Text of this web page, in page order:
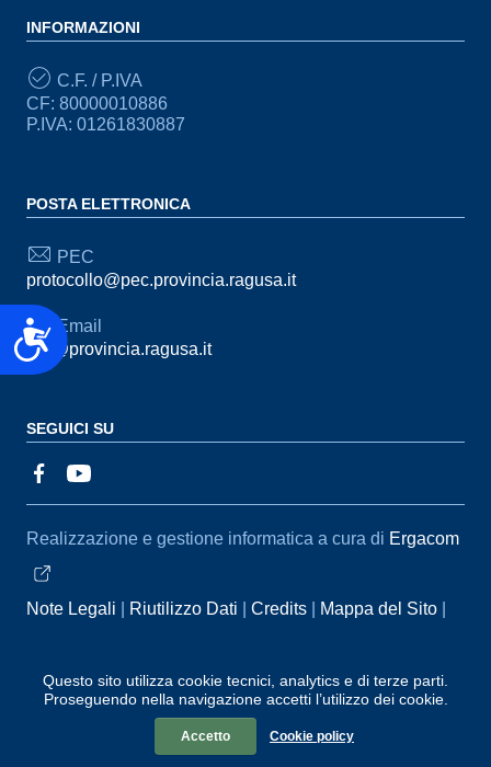
Accessibilità
Questo sito utilizza cookie tecnici, analytics e di terze parti.
Proseguendo nella navigazione accetti l’utilizzo dei cookie.
Accetto Cookie policy
INFORMAZIONI
C.F. / P.IVA
CF: 80000010886
P.IVA: 01261830887
POSTA ELETTRONICA
PEC
protocollo@pec.provincia.ragusa.it
Email
urp@provincia.ragusa.it
SEGUICI SU
Sezione Link Utili
Realizzazione e gestione informatica a cura di Ergacom
Note Legali Riutilizzo Dati Credits
Mappa del Sito
Segnalazioni
Statistiche accessi
Dichiarazione di
Accessibilità